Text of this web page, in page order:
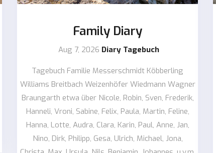
Family Diary
Aug 7, 2026 Diary Tagebuch
Tagebuch Familie Messerschmidt Köbberling
Williams Breitbach Weizenhöfer Wiedmann Wagner
Braungarth etwa über Nicole, Robin, Sven, Frederik,
Hanneli, Vroni, Sabine, Felix, Paula, Martin, Feline,
Hanna, Lotte, Audra, Clara, Karin, Paul, Anne, Jan,
Nino, Dirk, Philipp, Gesa, Ulrich, Michael, Jona,